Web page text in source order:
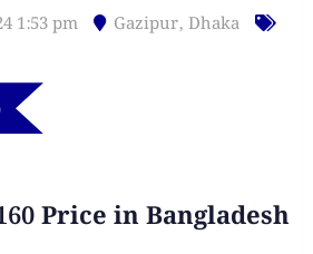
1:53 pm Gazipur, Dhaka
Price in Bangladesh